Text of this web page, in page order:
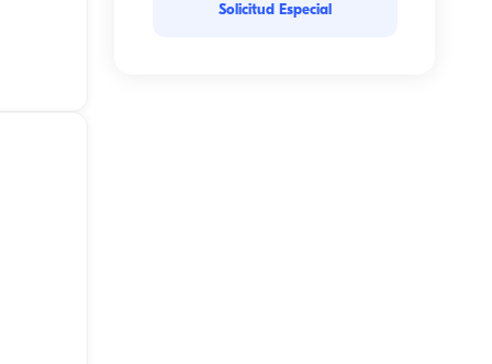
Solicitud Especial